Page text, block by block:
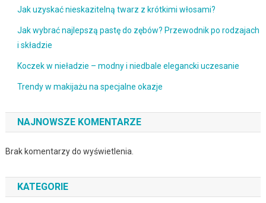
Jak uzyskać nieskazitelną twarz z krótkimi włosami?
Jak wybrać najlepszą pastę do zębów? Przewodnik po rodzajach
i składzie
Koczek w nieładzie – modny i niedbale elegancki uczesanie
Trendy w makijażu na specjalne okazje
NAJNOWSZE KOMENTARZE
Brak komentarzy do wyświetlenia.
KATEGORIE